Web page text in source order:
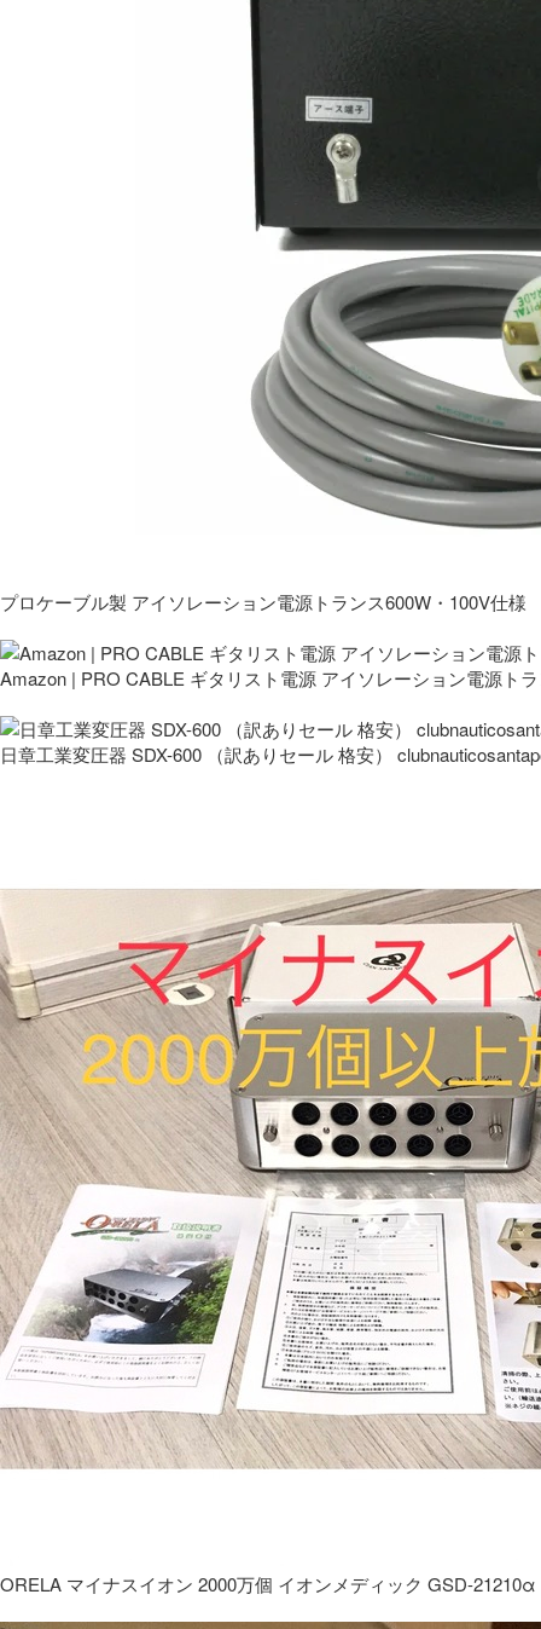
プロケーブル製 アイソレーション電源トランス600W・100V仕様
Amazon | PRO CABLE ギタリスト電源 アイソレーション電源ト
日章工業変圧器 SDX-600 （訳ありセール 格安）
ORELA マイナスイオン 2000万個 イオンメディック GSD-21210α